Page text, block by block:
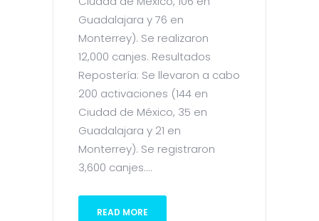
Guadalajara y 76 en
Monterrey). Se realizaron
12,000 canjes. Resultados
Repostería: Se llevaron a cabo
200 activaciones (144 en
Ciudad de México, 35 en
Guadalajara y 21 en
Monterrey). Se registraron
3,600 canjes....
READ MORE